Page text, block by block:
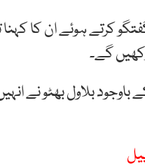
کرتے ہوئے ان کا
گے۔
بلاول بھٹو نے